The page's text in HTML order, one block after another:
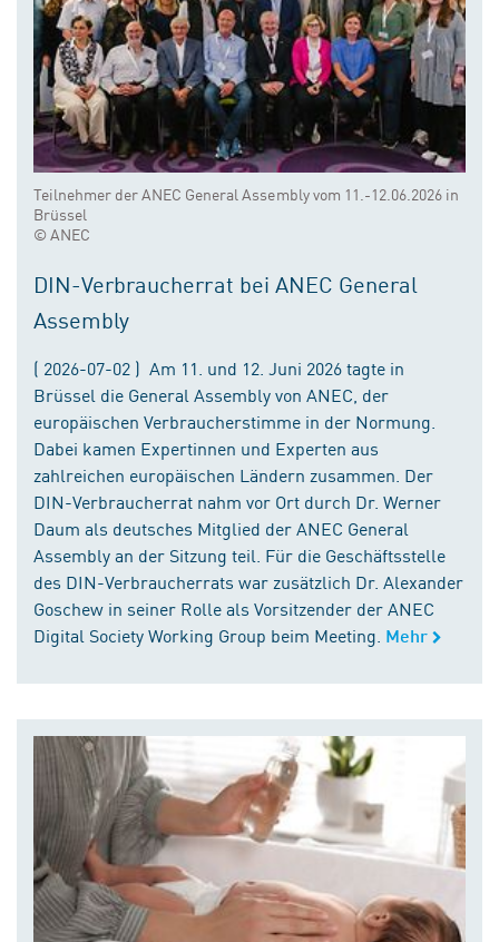
Teilnehmer der ANEC General Assembly vom 11.-12.06.2026 in
Brüssel
© ANEC
DIN-Verbraucherrat bei ANEC General
Assembly
( 2026-07-02 ) Am 11. und 12. Juni 2026 tagte in
Brüssel die General Assembly von ANEC, der
europäischen Verbraucherstimme in der Normung.
Dabei kamen Expertinnen und Experten aus
zahlreichen europäischen Ländern zusammen. Der
DIN-Verbraucherrat nahm vor Ort durch Dr. Werner
Daum als deutsches Mitglied der ANEC General
Assembly an der Sitzung teil. Für die Geschäftsstelle
des DIN-Verbraucherrats war zusätzlich Dr. Alexander
Goschew in seiner Rolle als Vorsitzender der ANEC
Digital Society Working Group beim Meeting. Mehr